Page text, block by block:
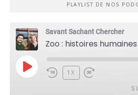
PLAYLIST DE NOS
Savant Sachant Chercher
PLAY
EPISODE
1X